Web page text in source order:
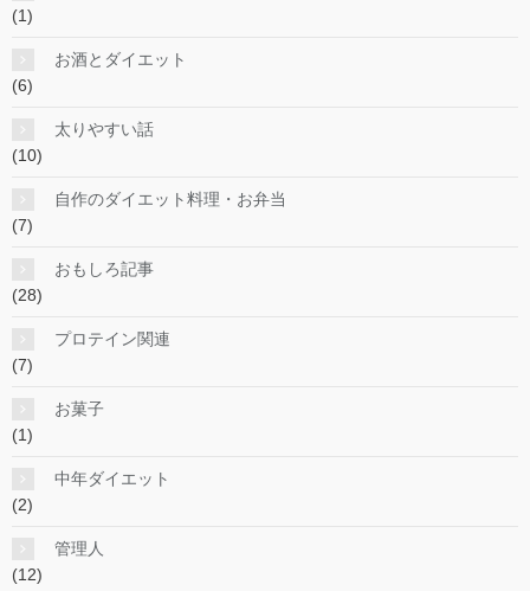
(1)
お酒とダイエット
(6)
太りやすい話
(10)
自作のダイエット料理・お弁当
(7)
おもしろ記事
(28)
プロテイン関連
(7)
お菓子
(1)
中年ダイエット
(2)
管理人
(12)